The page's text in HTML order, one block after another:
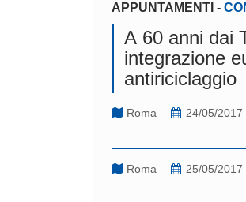
APPUNTAMENTI -
A 60 anni dai
integrazione
antiriciclaggio
Roma 24/05/2017
Roma 25/05/2017